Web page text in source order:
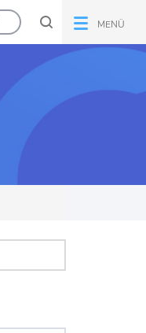
MENÜ